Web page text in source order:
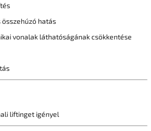
hatás
vonalak láthatóságának csökkentése
liftinget igényel